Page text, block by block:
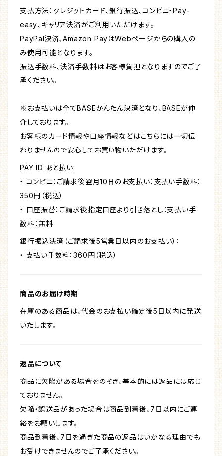
支払方法：クレジットカード、銀行振込、コンビニ・Pay-
easy、キャリア決済がご利用いただけます。
PayPal決済、Amazon PayはWebページからの購入の
み使用可能となります。
振込手数料、決済手数料はお客様負担となりますのでご了
承ください。
※お支払いは全てBASEかんたん決済となり、BASEが仲
介しております。
お客様のカード情報や口座情報などはこちらには一切伝
わりませんので安心してお買い物いただけます。
PAY ID あと払い:
・ コンビニ：ご請求後翌月10日のお支払い：支払い手数料：
350円（税込）
・ 口座振替：ご請求後指定口座より引き落とし：支払い手
数料：無料
銀行振込決済（ご請求後5営業日以内のお支払い）：
・ 支払い手数料：360円（税込）
商品のお届け時期
在庫のある商品は、代金のお支払い確定後5日以内に発送
いたします。
返品について
商品に欠陥がある場合をのぞき、基本的には返品には応じ
ておりません。
欠陥・誤送品があった場合は商品到着後、7日以内にご連
絡をお願いします。
商品到着後、7日を過ぎた商品の返品はいかなる理由でも
お受けできませんのでご了承ください。